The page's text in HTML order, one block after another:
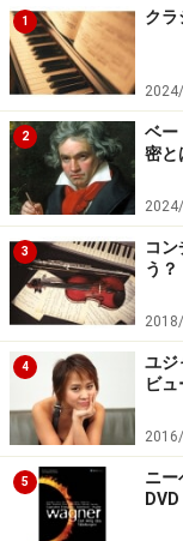
が行われます。
指揮はエル・シ
と、創設者アブ
ットスタイン。
アブレウ氏の強
京で10月10日(木)
す。
エル・システマ
広島公演概要
関連イベント(白寿
果たして、今回も
手がかりを探る
1 クラ
2
ベー
密と
3
コ
う？
4
ユジ
ビュ
5
ニー
DVD